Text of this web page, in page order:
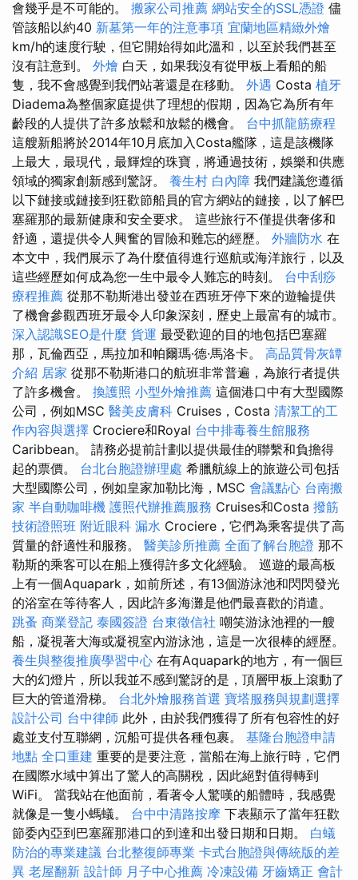
會幾乎是不可能的。 搬家公司推薦 網站安全的SSL憑證 儘
管該船以約40 新墓第一年的注意事項 宜蘭地區精緻外燴
km/h的速度行駛，但它開始得如此溫和，以至於我們甚至
沒有註意到。 外燴 白天，如果我沒有從甲板上看船的船
隻，我不會感覺到我們站著還是在移動。 外遇 Costa 植牙
Diadema為整個家庭提供了理想的假期，因為它為所有年
齡段的人提供了許多放鬆和放鬆的機會。 台中抓龍筋療程
這艘新船將於2014年10月底加入Costa艦隊，這是該機隊
上最大，最現代，最輝煌的珠寶，將通過技術，娛樂和供應
領域的獨家創新感到驚訝。 養生村 白內障 我們建議您遵循
以下鏈接或鏈接到狂歡節船員的官方網站的鏈接，以了解巴
塞羅那的最新健康和安全要求。 這些旅行不僅提供奢侈和
舒適，還提供令人興奮的冒險和難忘的經歷。 外牆防水 在
本文中，我們展示了為什麼值得進行巡航或海洋旅行，以及
這些經歷如何成為您一生中最令人難忘的時刻。 台中刮痧
療程推薦 從那不勒斯港出發並在西班牙停下來的遊輪提供
了機會參觀西班牙最令人印象深刻，歷史上最富有的城市。
深入認識SEO是什麼 貨運 最受歡迎的目的地包括巴塞羅
那，瓦倫西亞，馬拉加和帕爾瑪·德·馬洛卡。 高品質骨灰罈
介紹 居家 從那不勒斯港口的航班非常普遍，為旅行者提供
了許多機會。 換護照 小型外燴推薦 這個港口中有大型國際
公司，例如MSC 醫美皮膚科 Cruises，Costa 清潔工的工
作內容與選擇 Crociere和Royal 台中排毒養生館服務
Caribbean。 請務必提前計劃以提供最佳的聯繫和負擔得
起的票價。 台北台胞證辦理處 希臘航線上的旅遊公司包括
大型國際公司，例如皇家加勒比海，MSC 會議點心 台南搬
家 半自動咖啡機 護照代辦推薦服務 Cruises和Costa 撥筋
技術證照班 附近眼科 漏水 Crociere，它們為乘客提供了高
質量的舒適性和服務。 醫美診所推薦 全面了解台胞證 那不
勒斯的乘客可以在船上獲得許多文化經驗。 巡遊的最高板
上有一個Aquapark，如前所述，有13個游泳池和閃閃發光
的浴室在等待客人，因此許多海灘是他們最喜歡的消遣。
跳蚤 商業登記 泰國簽證 台東徵信社 嘲笑游泳池裡的一艘
船，凝視著大海或凝視室內游泳池，這是一次很棒的經歷。
養生與整復推廣學習中心 在有Aquapark的地方，有一個巨
大的幻燈片，所以我並不感到驚訝的是，頂層甲板上滾動了
巨大的管道滑梯。 台北外燴服務首選 寶塔服務與規劃選擇
設計公司 台中律師 此外，由於我們獲得了所有包容性的好
處並支付互聯網，沉船可提供各種包裹。 基隆台胞證申請
地點 全口重建 重要的是要注意，當船在海上旅行時，它們
在國際水域中算出了驚人的高關稅，因此絕對值得轉到
WiFi。 當我站在他面前，看著令人驚嘆的船體時，我感覺
就像是一隻小螞蟻。 台中中清路按摩 下表顯示了當年狂歡
節委內亞到巴塞羅那港口的到達和出發日期和日期。 白蟻
防治的專業建議 台北整復師專業 卡式台胞證與傳統版的差
異 老屋翻新 設計師 月子中心推薦 冷凍設備 牙齒矯正 會計